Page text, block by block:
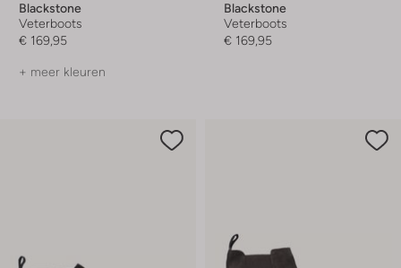
Blackstone
Veterboots
€ 169,95
+ meer kleuren
Blackstone
Veterboots
€ 169,95